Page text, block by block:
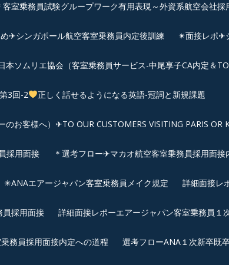
客室乗務員試験グループワーク有用表現～外資系航空会社
✈シンガポール航空客室乗務員内定後訓練 ✴︎面接レポ✈
本ソムリエ協会（客室乗務員サービス-中尾享子CA内定＆
3回-2 正しく話せるようになる英語-冠詞と新規課題
お客様へ）✈TO OUR CUSTOMERS VISITING PARIS OR
採用面接 ＊選考フロー✈マカオ航空客室乗務員採用面
✳︎ANAエアージャパン客室乗務員メイク規定 詳細面接レ
員採用面接 詳細面接レポーエアージャパン客室乗務員１
務員採用面接内定への道程 選考フローANA１次新卒既